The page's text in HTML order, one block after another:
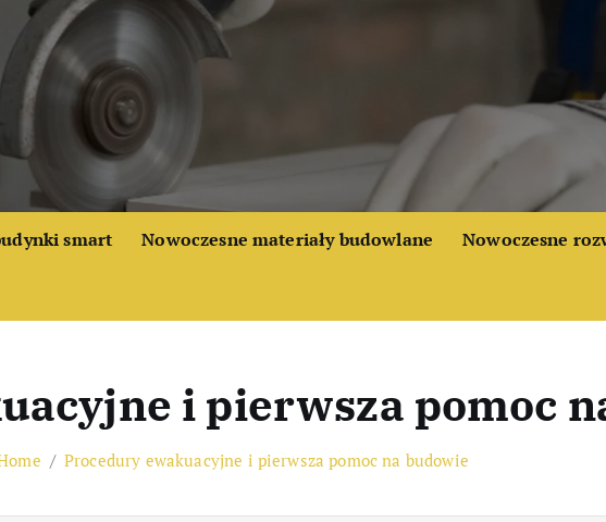
smart Nowoczesne materiały budowlane Nowoczesne
i pierwsza pomoc
Procedury ewakuacyjne i pierwsza pomoc na budowie